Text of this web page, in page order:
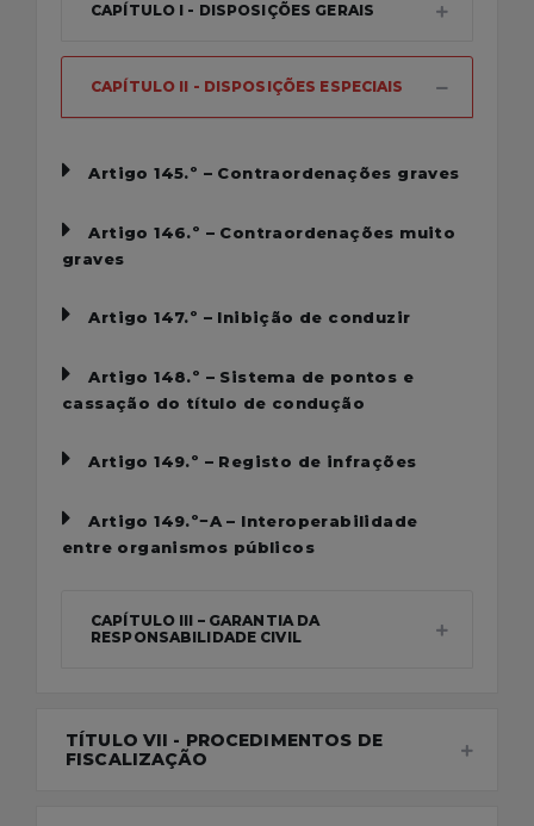
CAPÍTULO I - DISPOSIÇÕES GERAIS
CAPÍTULO II - DISPOSIÇÕES ESPECIAIS
Artigo 145.º – Contraordenações graves
Artigo 146.º – Contraordenações muito
graves
Artigo 147.º – Inibição de conduzir
Artigo 148.º – Sistema de pontos e
cassação do título de condução
Artigo 149.º – Registo de infrações
Artigo 149.º−A – Interoperabilidade
entre organismos públicos
CAPÍTULO III – GARANTIA DA
RESPONSABILIDADE CIVIL
TÍTULO VII - PROCEDIMENTOS DE
FISCALIZAÇÃO